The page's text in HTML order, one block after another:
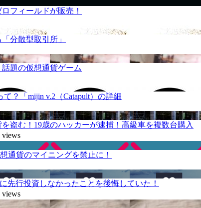
フィールドが販売！
分散型取引所」
題の仮想通貨ゲーム
？「mijin v.2（Catapult）の詳細
盗む！19歳のハッカーが逮捕！高級車を複数台購入
views
通貨のマイニングを禁止に！
先行投資しなかったことを後悔していた！
views